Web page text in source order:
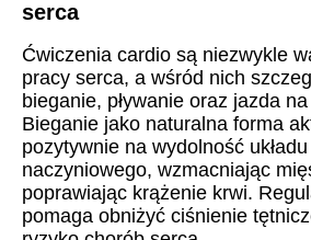
serca
Ćwiczenia cardio są niezwykle
pracy serca, a wśród nich
bieganie, pływanie oraz jazda
Bieganie jako naturalna forma
pozytywnie na wydolność
naczyniowego, wzmacniając
poprawiając krążenie krwi.
pomaga obniżyć ciśnienie